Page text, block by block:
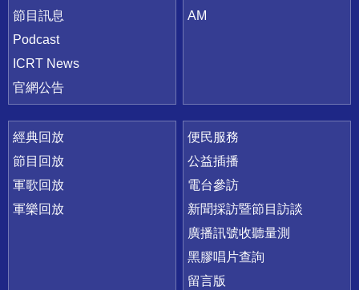
節目訊息
Podcast
ICRT News
官網公告
AM
經典回放
節目回放
軍歌回放
軍樂回放
便民服務
公益插播
電台參訪
新聞採訪暨節目訪談
廣播訊號收聽量測
黑膠唱片查詢
留言版